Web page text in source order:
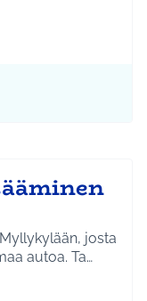
josta
autoa. Ta…